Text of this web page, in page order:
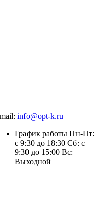
info@opt-k.ru
График работы Пн-Пт:
с 9:30 до 18:30 Сб: с
9:30 до 15:00 Вс:
Выходной